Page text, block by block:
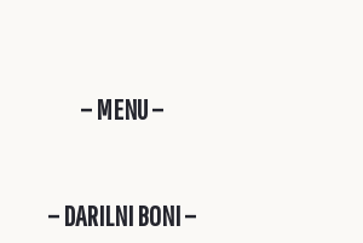
– MENU –
– DARILNI BONI –